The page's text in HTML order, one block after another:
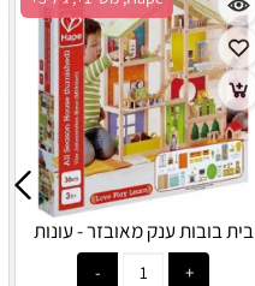
בית בובות ענק מאובזר - עונות
השנה - Hape